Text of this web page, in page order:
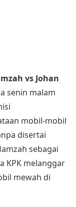
vs Johan
senin malam
mobil-mobil
disertai
sebagai
KPK melanggar
mewah di